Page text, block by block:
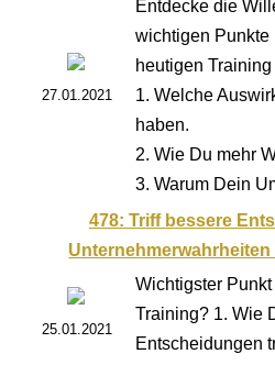
27.01.2021
Entdecke die
wichtigen Punkte
heutigen
1. Welche
haben.
2. Wie Du mehr
3. Warum Dein
478: Triff bessere
25.01.2021
Wichtigster
Training? 1. Wie
Entscheidungen